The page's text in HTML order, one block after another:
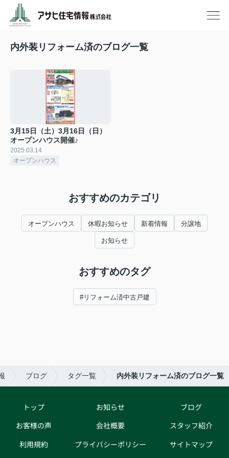
内外装リフォーム済のブログ一覧
3月15日（土）3月16日（日）
オープンハウス開催♪
2025.03.14
オープンハウス
おすすめのカテゴリ
オープンハウス 休暇お知らせ 新着情報 分譲地
お知らせ
おすすめのタグ
#リフォーム済中古戸建
ブログ タグ一覧 内外装リフォーム済のブログ一覧
トップ
お客様の声
利用規約
お知らせ
会社概要
プライバシーポリシー
ブログ
スタッフ紹介
サイトマップ